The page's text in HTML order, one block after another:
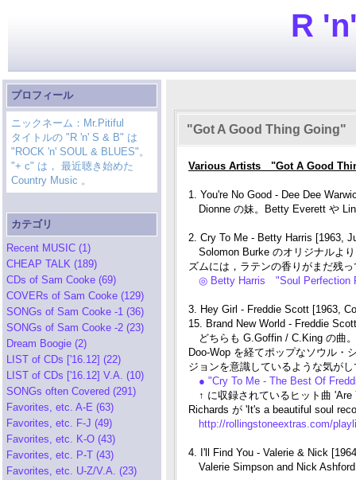
R
プロフィール
ニックネーム：Mr.Pitiful
タイトルの "R 'n' S & B" は
"ROCK 'n' SOUL & BLUES"。
"+ c" は， 最近聴き始めた
Country Music 。
カテゴリ
Recent MUSIC (1)
CHEAP TALK (189)
CDs of Sam Cooke (69)
COVERs of Sam Cooke (129)
SONGs of Sam Cooke -1 (36)
SONGs of Sam Cooke -2 (23)
Dream Boogie (2)
LIST of CDs ['16.12] (22)
LIST of CDs ['16.12] V.A. (10)
SONGs often Covered (291)
Favorites, etc. A-E (63)
Favorites, etc. F-J (49)
Favorites, etc. K-O (43)
Favorites, etc. P-T (43)
Favorites, etc. U-Z/V.A. (23)
"Got A Good Thing Going"
Various Artists "Got A Good
1. You're No Good - Dee Dee
Dionne の妹。Betty Everett や
2. Cry To Me - Betty Harris [1963,
Solomon Burke のオリジナルよ
ズムには，ラテンの香りがまだ残
◎ Betty Harris "Soul Perfection
3. Hey Girl - Freddie Scott [1963,
15. Brand New World - Freddie
どちらも G.Goffin / C.King の曲
Doo-Wop を経てポップなソウル・
ジョンを意識しているような気が
● "Cry To Me - The Best Of
↑ に収録されているヒット曲 'Are
Richards が 'It's a beautiful soul
http://rollingstoneextras.com/
4. I'll Find You - Valerie & Nick
Valerie Simpson and Nick